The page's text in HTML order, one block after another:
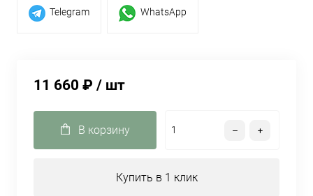
Telegram WhatsApp
11 660 ₽ / шт
В корзину
Купить в 1 клик